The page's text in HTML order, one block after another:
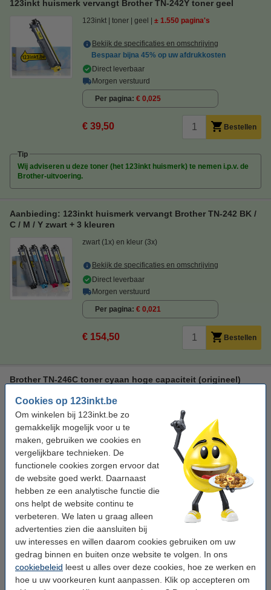
Cookies op 123inkt.be
Om winkelen bij 123inkt.be zo
gemakkelijk mogelijk voor u te
maken, gebruiken we cookies en
vergelijkbare technieken. De
functionele cookies zorgen ervoor dat
de website goed werkt. Daarnaast
hebben ze een analytische functie die
ons helpt de website continu te
verbeteren. We laten u graag alleen
advertenties zien die aansluiten bij
uw interesses en willen daarom cookies gebruiken om uw
gedrag binnen en buiten onze website te volgen. In ons
cookiebeleid leest u alles over deze cookies, hoe ze werken en
hoe u uw voorkeuren kunt aanpassen. Klik op accepteren om
123inkt huismerk vervangt Brother TN-242Y toner geel
123inkt toner geel ± 1.550 pagina's
Bekijk de specificaties en omschrijving
Bespaar bijna 45% op uw afdrukkosten
Direct leverbaar
Morgen verstuurd
Per pagina € 0,025
€ 39,50 Bestellen
Tip
Wij adviseren u deze toner (het 123inkt huismerk) te nemen i.p.v. de
Brother-uitvoering.
Aanbieding: 123inkt huismerk vervangt Brother TN-242 BK /
C / M / Y zwart + 3 kleuren
zwart (1x) en kleur (3x)
Bekijk de specificaties en omschrijving
Direct leverbaar
Morgen verstuurd
Per pagina € 0,021
€ 154,50 Bestellen
Brother TN-246C toner cyaan hoge capaciteit (origineel)
± 2.200 pagina's
Bekijk de specificaties en omschrijving
Per pagina € 0,043
€ 94,50 Bestellen
Bespaar bijna55%op uw afdrukkosten
Bespaar op uw afdrukkosten. Én print
300 pagina's meer
123inkt huismerk vervangt Brother TN-246C toner cyaan
hoge capaciteit
€ 49,50